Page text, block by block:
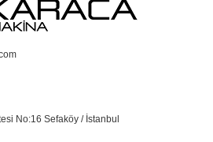
No:16 Sefaköy / İstanbul